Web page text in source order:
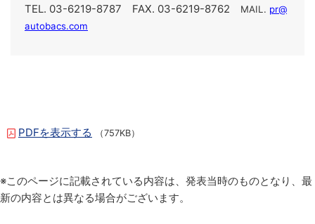
TEL. 03-6219-8787 FAX. 03-6219-8762
MAIL. pr@
autobacs.com
PDFを表示する （757KB）
※このページに記載されている内容は、発表当時のものとなり、最
新の内容とは異なる場合がございます。